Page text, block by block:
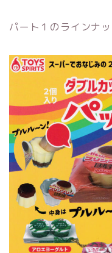
パート１のラインナ